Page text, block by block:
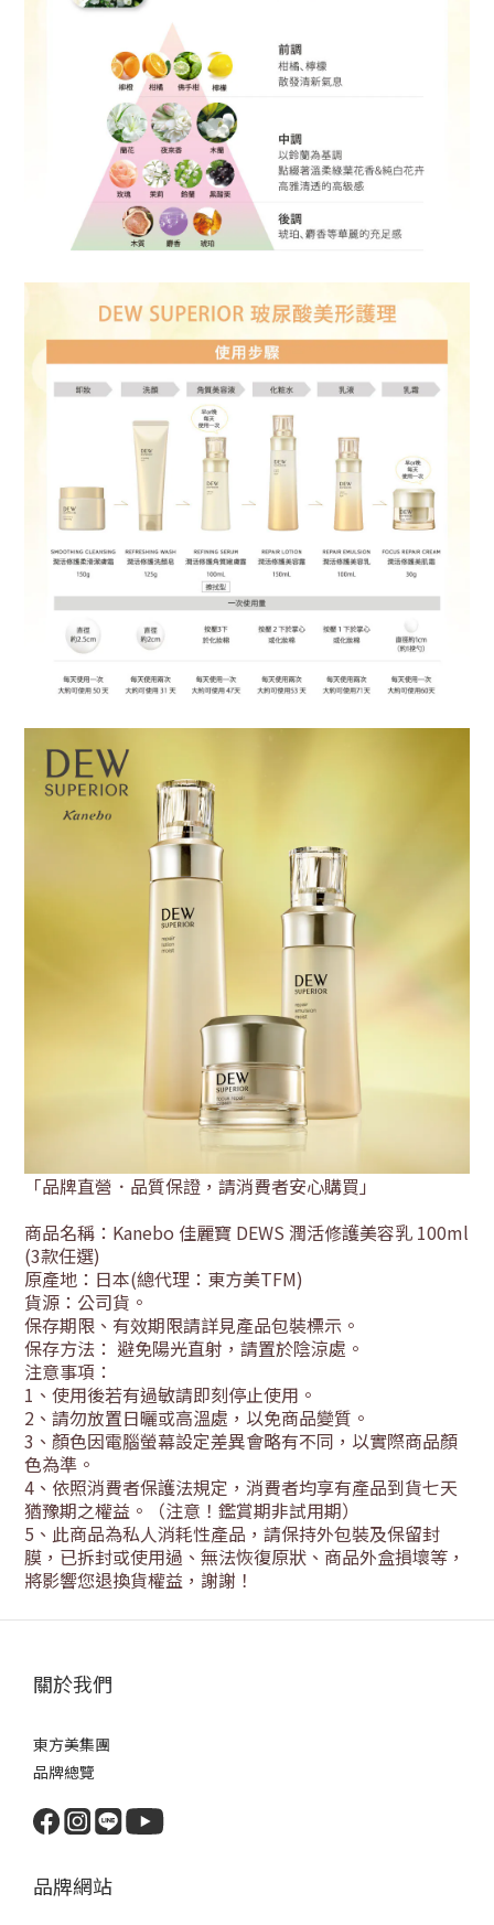
「品牌直營．品質保證，請消費者安心購買」
商品名稱：Kanebo 佳麗寶 DEWS 潤活修護美容乳 100ml
(3款任選)
原產地：日本(總代理：東方美TFM)
貨源：公司貨 。
保存期限、有效期限請詳見產品包裝標示。
保存方法： 避免陽光直射，請置於陰涼處。
注意事項：
1 、使用後若有過敏請即刻停止使用。
2 、請勿放置日曬或高溫處，以免商品變質。
3 、顏色因電腦螢幕設定差異會略有不同，以實際商品顏
色為準。
4 、依照消費者保護法規定，消費者均享有產品到貨七天
猶豫期之權益。（注意！鑑賞期非試用期）
5 、此商品為私人消耗性產品，請保持外包裝及保留封
膜，已拆封或使用過、無法恢復原狀、商品外盒損壞等，
將影響您退換貨權益，謝謝！
關於我們
東方美集團
品牌總覽
品牌網站